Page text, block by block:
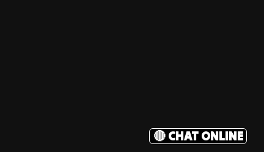
🔴 CHAT ONLINE